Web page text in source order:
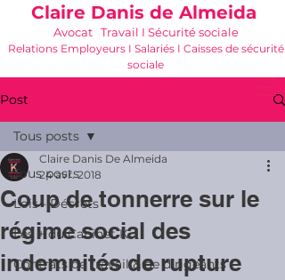
Claire Danis de Almeida
Avocat Travail I Sécurité sociale
Relations Employeurs I Salariés I Caisses de sécurité
sociale
Post
Tous posts
Lois - Décrets
Les + du Cabinet K
Contrats de travail & de dirigeants
Tous posts
Coup de tonnerre sur le
régime social des
indemnités de rupture
Claire Danis De Almeida
24 avr. 2018